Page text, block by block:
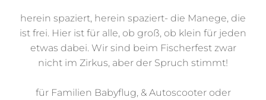
herein spaziert, herein spaziert- die Manege, die
ist frei. Hier ist für alle, ob groß, ob klein für jeden
etwas dabei. Wir sind beim Fischerfest zwar